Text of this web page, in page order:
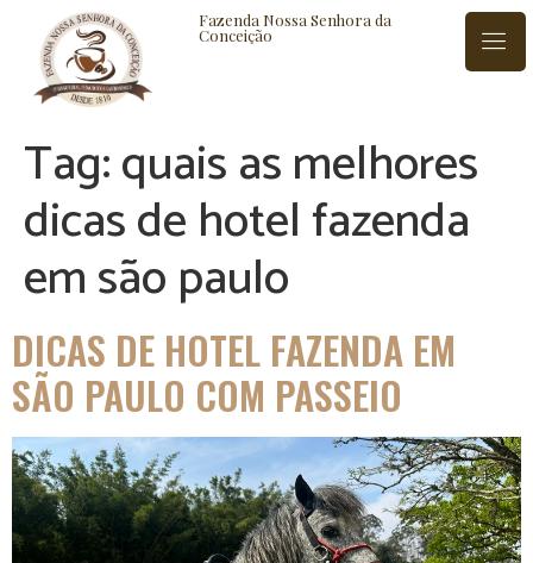
Fazenda Nossa Senhora da
Conceição
BLOG CONTATO
Tag:quais as melhores
dicas de hotel fazenda
em são paulo
DICAS DE HOTEL FAZENDA EM
SÃO PAULO COM PASSEIO